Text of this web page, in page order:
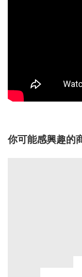
你可能感興趣的